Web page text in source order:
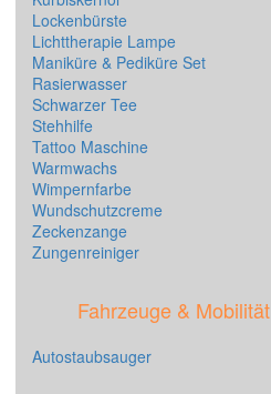
Lockenbürste
Lichttherapie Lampe
Maniküre & Pediküre Set
Rasierwasser
Schwarzer Tee
Stehhilfe
Tattoo Maschine
Warmwachs
Wimpernfarbe
Wundschutzcreme
Zeckenzange
Zungenreiniger
Fahrzeuge & Mobilität
Autostaubsauger